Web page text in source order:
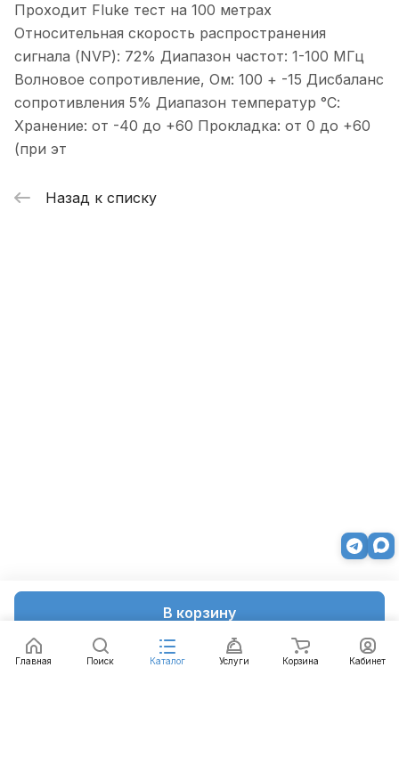
В корзину
Проходит Fluke тест на 100 метрах
Относительная скорость распространения
сигнала (NVP): 72% Диапазон частот: 1-100 МГц
Волновое сопротивление, Ом: 100 + -15 Дисбаланс
сопротивления 5% Диапазон температур °С:
Хранение: от -40 до +60 Прокладка: от 0 до +60
(при эт
Назад к списку
Главная Поиск Каталог Услуги Корзина Кабинет